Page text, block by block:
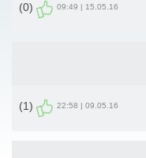
15.05.16 | 09:49
(0)
09.05.16 | 22:58
(1)